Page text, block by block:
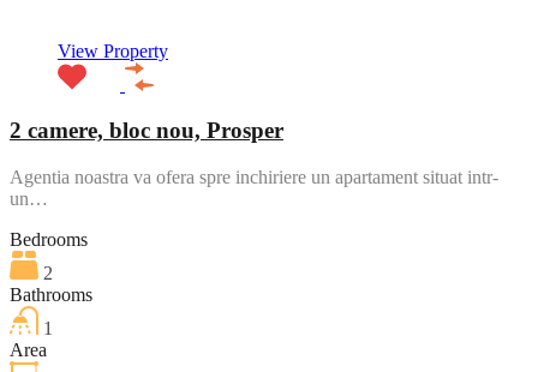
View Property
2 camere, bloc nou, Prosper
Agentia noastra va ofera spre inchiriere un apartament situat intr-
un…
Bedrooms
2
Bathrooms
1
Area